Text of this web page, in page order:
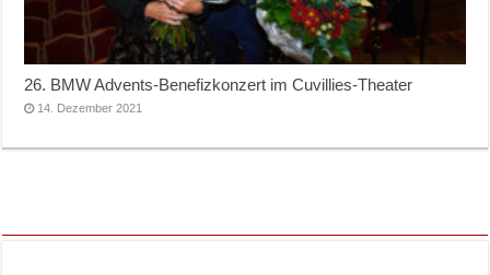
26. BMW Advents-Benefizkonzert im Cuvillies-Theater
14. Dezember 2021